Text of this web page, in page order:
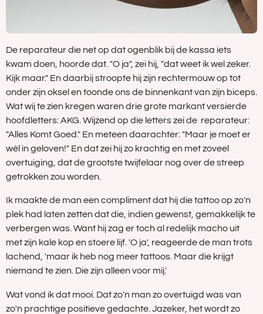
De reparateur die net op dat ogenblik bij de kassa iets
kwam doen, hoorde dat. "O ja", zei hij, "dat weet ik wel zeker.
Kijk maar." En daarbij stroopte hij zijn rechtermouw op tot
onder zijn oksel en toonde ons de binnenkant van zijn biceps.
Wat wij te zien kregen waren drie grote markant versierde
hoofdletters: AKG. Wijzend op die letters zei de reparateur:
"Alles Komt Goed." En meteen daarachter: "Maar je moet er
wèl in geloven!" En dat zei hij zo krachtig en met zoveel
overtuiging, dat de grootste twijfelaar nog over de streep
getrokken zou worden.
Ik maakte de man een compliment dat hij die tattoo op zo'n
plek had laten zetten dat die, indien gewenst, gemakkelijk te
verbergen was. Want hij zag er toch al redelijk macho uit
met zijn kale kop en stoere lijf. 'O ja', reageerde de man trots
lachend, 'maar ik heb nog meer tattoos. Maar die krijgt
niemand te zien. Die zijn alleen voor mij.'
Wat vond ik dat mooi. Dat zo'n man zo overtuigd was van
zo'n prachtige positieve gedachte. Jazeker, het wordt zo